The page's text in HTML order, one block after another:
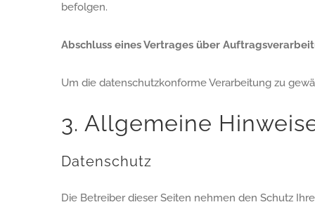
befolgen.
Abschluss eines Vertrages über
Um die datenschutzkonforme Verarbeitung zu
3. Allgemeine
Datenschutz
Die Betreiber dieser Seiten nehmen den Schutz